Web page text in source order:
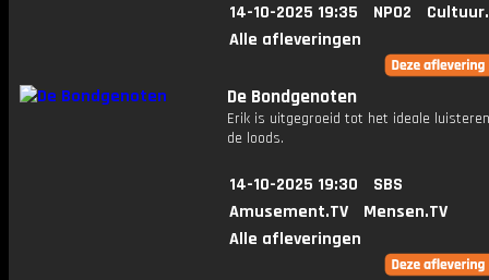
14-10-2025 19:35 NPO2
Alle afleveringen
De Bondgenoten
Erik is uitgegroeid tot het ideale
de loods.
14-10-2025 19:30
SBS
Amusement.TV
Mensen.TV
Alle afleveringen